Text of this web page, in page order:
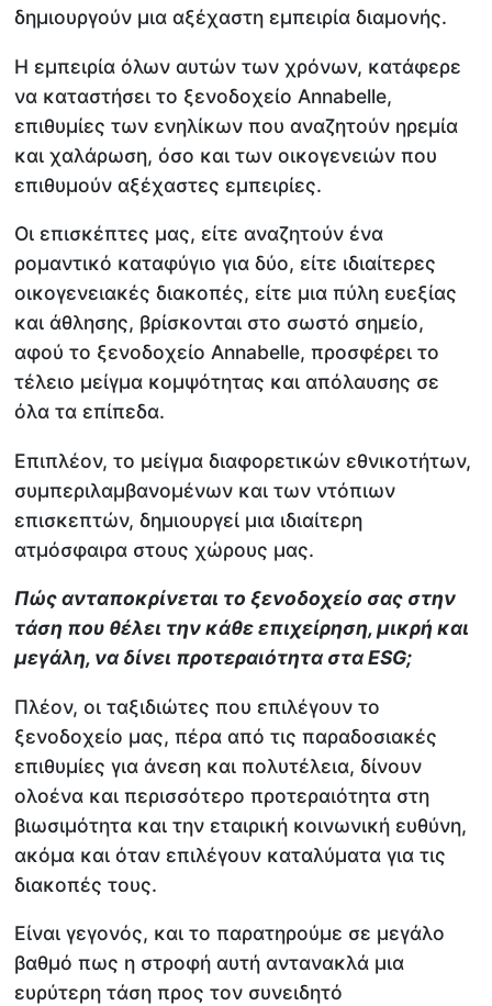
δημιουργούν μια αξέχαστη εμπειρία διαμονής.
Η εμπειρία όλων αυτών των χρόνων, κατάφερε
να καταστήσει το ξενοδοχείο Annabelle,
επιθυμίες των ενηλίκων που αναζητούν ηρεμία
και χαλάρωση, όσο και των οικογενειών που
επιθυμούν αξέχαστες εμπειρίες.
Οι επισκέπτες μας, είτε αναζητούν ένα
ρομαντικό καταφύγιο για δύο, είτε ιδιαίτερες
οικογενειακές διακοπές, είτε μια πύλη ευεξίας
και άθλησης, βρίσκονται στο σωστό σημείο,
αφού το ξενοδοχείο Annabelle, προσφέρει το
τέλειο μείγμα κομψότητας και απόλαυσης σε
όλα τα επίπεδα.
Επιπλέον, το μείγμα διαφορετικών εθνικοτήτων,
συμπεριλαμβανομένων και των ντόπιων
επισκεπτών, δημιουργεί μια ιδιαίτερη
ατμόσφαιρα στους χώρους μας.
Πώς ανταποκρίνεται το ξενοδοχείο σας στην
τάση που θέλει την κάθε επιχείρηση, μικρή και
μεγάλη, να δίνει προτεραιότητα στα ESG;
Πλέον, οι ταξιδιώτες που επιλέγουν το
ξενοδοχείο μας, πέρα από τις παραδοσιακές
επιθυμίες για άνεση και πολυτέλεια, δίνουν
ολοένα και περισσότερο προτεραιότητα στη
βιωσιμότητα και την εταιρική κοινωνική ευθύνη,
ακόμα και όταν επιλέγουν καταλύματα για τις
διακοπές τους.
Είναι γεγονός, και το παρατηρούμε σε μεγάλο
βαθμό πως η στροφή αυτή αντανακλά μια
ευρύτερη τάση προς τον συνειδητό